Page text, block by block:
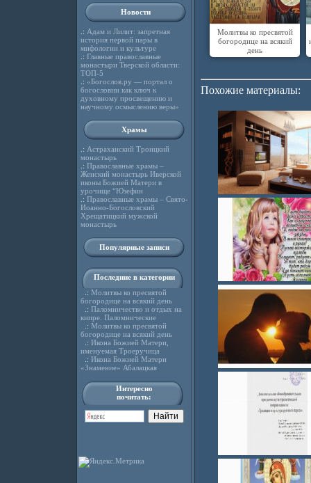
Новости
.: Адам и Лилит: запретная
история первой пары в
мифологии и культуре
.: Главные православные
монастыри Тверской области:
ТОП-5
.: «Богослов.ру — портал о
богословии как ключ к
духовному просвещению и
научному осмыслению веры»
Храмы
.: Астраханский Троицкий
монастырь
.: Православные храмы –
Женский монастырь Иверской
иконы Божией Матери в
урочище “Юзефин
.: Православные храмы – Свято-
Иоанно-Богословский
Хрещатицкий мужской
монастырь
Популярные записи
Последние в категории
.: Молитвы ко пресвятой
богородице на всякий день
.: Паломничество и отдых на
кипре. Паломнические
.: Молитвы ко пресвятой
богородице на всякий день
.: Икона Божией Матери,
именуемая Троеручица
.: Икона Божией Матери
«Знамение» Абалацкая
Интересно
почитать:
Молитвы ко пресвятой
богородице на всякий
день
Похожие материалы: